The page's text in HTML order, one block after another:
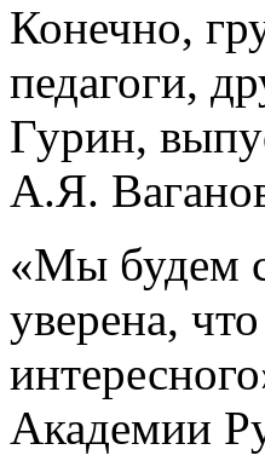
Конечно,
педагоги,
Гурин,
А.Я.
«Мы будем
уверена,
Академии